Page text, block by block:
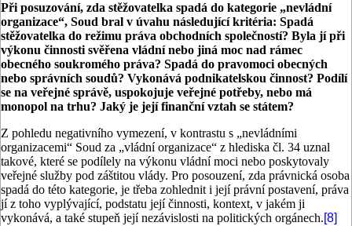
Při posuzování, zda stěžovatelka spadá do kategorie „nevládní
organizace“, Soud bral v úvahu následující kritéria: Spadá
stěžovatelka do režimu práva obchodních společností? Byla jí při
výkonu činnosti svěřena vládní nebo jiná moc nad rámec
obecného soukromého práva? Spadá do pravomoci obecných
nebo správních soudů? Vykonává podnikatelskou činnost? Podílí
se na veřejné správě, uspokojuje veřejné potřeby, nebo má
monopol na trhu? Jaký je její finanční vztah se státem?
Z pohledu negativního vymezení, v kontrastu s „nevládními
organizacemi“ Soud za „vládní organizace“ z hlediska čl. 34 uznal
takové, které se podílely na výkonu vládní moci nebo poskytovaly
veřejné služby pod záštitou vlády. Pro posouzení, zda právnická osoba
spadá do této kategorie, je třeba zohlednit i její právní postavení, práva
jí z toho vyplývající, podstatu její činnosti, kontext, v jakém ji
vykonává, a také stupeň její nezávislosti na politických orgánech.[8]